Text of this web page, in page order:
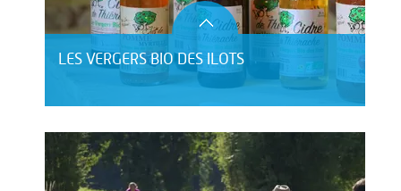
LES VERGERS BIO DES ILOTS